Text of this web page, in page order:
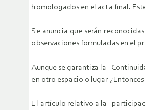
homologados en el acta final.
Se anuncia que serán
observaciones formuladas en el
Aunque se garantiza la -
en otro espacio o lugar
El artículo relativo a la -